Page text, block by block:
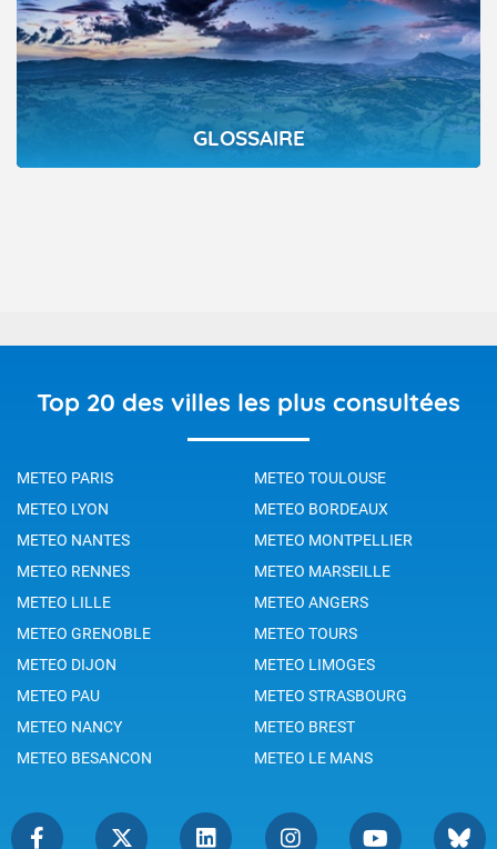
GLOSSAIRE
Top 20 des villes les plus consultées
METEO PARIS
METEO TOULOUSE
METEO LYON
METEO BORDEAUX
METEO NANTES
METEO MONTPELLIER
METEO RENNES
METEO MARSEILLE
METEO LILLE
METEO ANGERS
METEO GRENOBLE
METEO TOURS
METEO DIJON
METEO LIMOGES
METEO PAU
METEO STRASBOURG
METEO NANCY
METEO BREST
METEO BESANCON
METEO LE MANS